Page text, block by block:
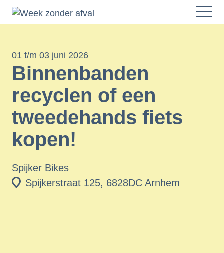
Agenda
Speel de Quiz
Over
01 t/m 03 juni 2026
Binnenbanden
recyclen of een
tweedehands fiets
kopen!
Spijker Bikes
Spijkerstraat 125, 6828DC Arnhem